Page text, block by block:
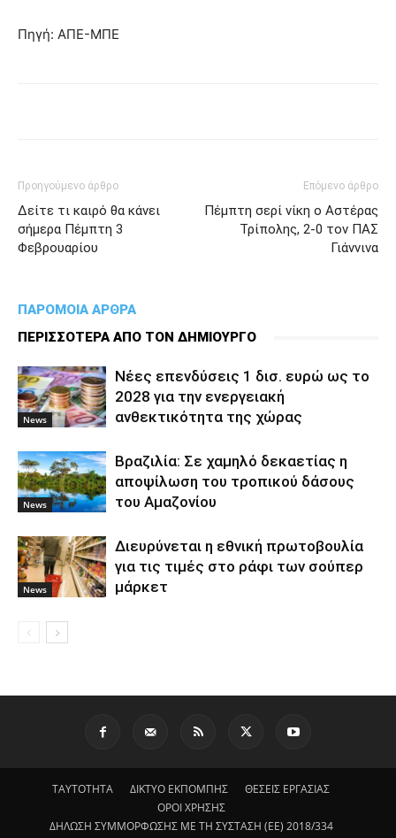
Πηγή: ΑΠΕ-ΜΠΕ
Προηγούμενο άρθρο
Δείτε τι καιρό θα κάνει
σήμερα Πέμπτη 3
Φεβρουαρίου
Επόμενο άρθρο
Πέμπτη σερί νίκη ο Αστέρας
Τρίπολης, 2-0 τον ΠΑΣ
Γιάννινα
ΠΑΡΟΜΟΙΑ ΑΡΘΡΑ
ΠΕΡΙΣΣΟΤΕΡΑ ΑΠΟ ΤΟΝ ΔΗΜΙΟΥΡΓΟ
News
Νέες επενδύσεις 1 δισ. ευρώ ως το
2028 για την ενεργειακή
ανθεκτικότητα της χώρας
News
Βραζιλία: Σε χαμηλό δεκαετίας η
αποψίλωση του τροπικού δάσους
του Αμαζονίου
News
Διευρύνεται η εθνική πρωτοβουλία
για τις τιμές στο ράφι των σούπερ
μάρκετ
ΤΑΥΤΟΤΗΤΑ ΔΙΚΤΥΟ ΕΚΠΟΜΠΗΣ
ΘΕΣΕΙΣ ΕΡΓΑΣΙΑΣ
ΟΡΟΙ ΧΡΗΣΗΣ
ΔΗΛΩΣΗ ΣΥΜΜΟΡΦΩΣΗΣ ΜΕ ΤΗ ΣΥΣΤΑΣΗ (ΕΕ) 2018/334